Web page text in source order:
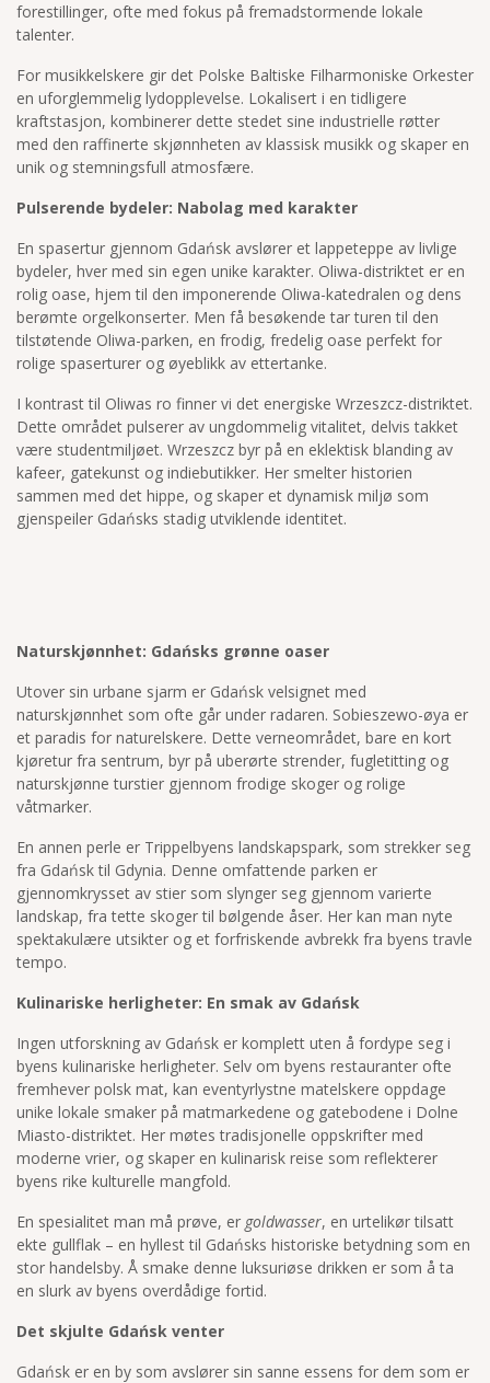
forestillinger, ofte med fokus på fremadstormende lokale
talenter.
For musikkelskere gir det Polske Baltiske Filharmoniske Orkester
en uforglemmelig lydopplevelse. Lokalisert i en tidligere
kraftstasjon, kombinerer dette stedet sine industrielle røtter
med den raffinerte skjønnheten av klassisk musikk og skaper en
unik og stemningsfull atmosfære.
Pulserende bydeler: Nabolag med karakter
En spasertur gjennom Gdańsk avslører et lappeteppe av livlige
bydeler, hver med sin egen unike karakter. Oliwa-distriktet er en
rolig oase, hjem til den imponerende Oliwa-katedralen og dens
berømte orgelkonserter. Men få besøkende tar turen til den
tilstøtende Oliwa-parken, en frodig, fredelig oase perfekt for
rolige spaserturer og øyeblikk av ettertanke.
I kontrast til Oliwas ro finner vi det energiske Wrzeszcz-distriktet.
Dette området pulserer av ungdommelig vitalitet, delvis takket
være studentmiljøet. Wrzeszcz byr på en eklektisk blanding av
kafeer, gatekunst og indiebutikker. Her smelter historien
sammen med det hippe, og skaper et dynamisk miljø som
gjenspeiler Gdańsks stadig utviklende identitet.
Naturskjønnhet: Gdańsks grønne oaser
Utover sin urbane sjarm er Gdańsk velsignet med
naturskjønnhet som ofte går under radaren. Sobieszewo-øya er
et paradis for naturelskere. Dette verneområdet, bare en kort
kjøretur fra sentrum, byr på uberørte strender, fugletitting og
naturskjønne turstier gjennom frodige skoger og rolige
våtmarker.
En annen perle er Trippelbyens landskapspark, som strekker seg
fra Gdańsk til Gdynia. Denne omfattende parken er
gjennomkrysset av stier som slynger seg gjennom varierte
landskap, fra tette skoger til bølgende åser. Her kan man nyte
spektakulære utsikter og et forfriskende avbrekk fra byens travle
tempo.
Kulinariske herligheter: En smak av Gdańsk
Ingen utforskning av Gdańsk er komplett uten å fordype seg i
byens kulinariske herligheter. Selv om byens restauranter ofte
fremhever polsk mat, kan eventyrlystne matelskere oppdage
unike lokale smaker på matmarkedene og gatebodene i Dolne
Miasto-distriktet. Her møtes tradisjonelle oppskrifter med
moderne vrier, og skaper en kulinarisk reise som reflekterer
byens rike kulturelle mangfold.
En spesialitet man må prøve, er goldwasser, en urtelikør tilsatt
ekte gullflak – en hyllest til Gdańsks historiske betydning som en
stor handelsby. Å smake denne luksuriøse drikken er som å ta
en slurk av byens overdådige fortid.
Det skjulte Gdańsk venter
Gdańsk er en by som avslører sin sanne essens for dem som er